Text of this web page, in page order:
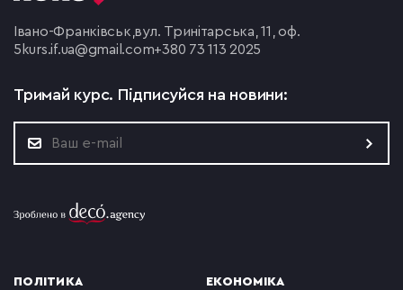
Івано-Франківськ,вул. Тринітарська, 11, оф.
5 kurs.if.ua@gmail.com+380 73 113 2025
Тримай курс. Підписуйся на новини:
ПОЛІТИКА ЕКОНОМІКА